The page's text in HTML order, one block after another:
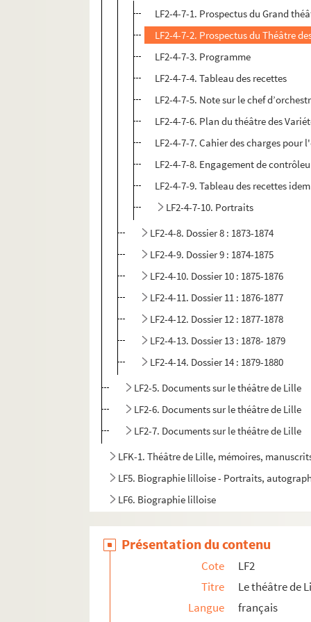
LF2-4-7-1. Prospectus du Grand
LF2-4-7-2. Prospectus du Théâtre
LF2-4-7-3. Programme
LF2-4-7-4. Tableau des recettes
LF2-4-7-5. Note sur le chef
LF2-4-7-6. Plan du théâtre des
LF2-4-7-7. Cahier des charges
LF2-4-7-8. Engagement de
LF2-4-7-9. Tableau des recettes idem
LF2-4-7-10. Portraits
LF2-4-8. Dossier 8 : 1873-1874
LF2-4-9. Dossier 9 : 1874-1875
LF2-4-10. Dossier 10 : 1875-1876
LF2-4-11. Dossier 11 : 1876-1877
LF2-4-12. Dossier 12 : 1877-1878
LF2-4-13. Dossier 13 : 1878- 1879
LF2-4-14. Dossier 14 : 1879-1880
LF2-5. Documents sur le théâtre de Lille
LF2-6. Documents sur le théâtre de Lille
LF2-7. Documents sur le théâtre de Lille
LFK-1. Théâtre de Lille, mémoires,
LF5. Biographie lilloise - Portraits,
LF6. Biographie lilloise
LF8. Gouverneurs de Lille 2, XVIe et XVIIe
LF9. Gouverneurs de Lille 3, XVIIIe siècle
LF10. Musée de Lille - Photographies de
LF11. Vues de Lille – Cartes postales
Présentation du contenu
Cote
LF2
Titre
Le théâtre de
Langue
français